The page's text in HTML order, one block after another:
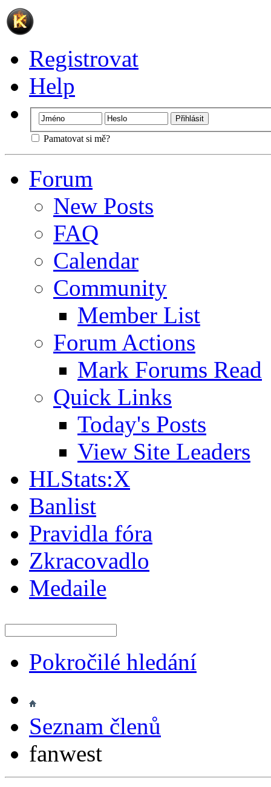
Registrovat
Help
Pamatovat si mě?
Forum
New Posts
FAQ
Calendar
Community
Member List
Forum Actions
Mark Forums Read
Quick Links
Today's Posts
View Site Leaders
HLStats:X
Banlist
Pravidla fóra
Zkracovadlo
Medaile
Pokročilé hledání
Seznam členů
fanwest